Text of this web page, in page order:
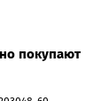
покупают